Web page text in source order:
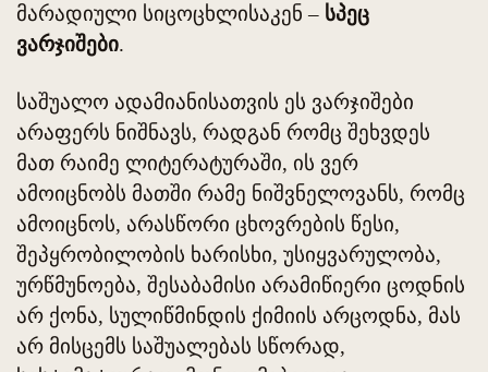
მარადიული სიცოცხლისაკენ – სპეც
ვარჯიშები.
საშუალო ადამიანისათვის ეს ვარჯიშები
არაფერს ნიშნავს, რადგან რომც შეხვდეს
მათ რაიმე ლიტერატურაში, ის ვერ
ამოიცნობს მათში რამე ნიშვნელოვანს, რომც
ამოიცნოს, არასწორი ცხოვრების წესი,
შეპყრობილობის ხარისხი, უსიყვარულობა,
ურწმუნოება, შესაბამისი არამიწიერი ცოდნის
არ ქონა, სულიწმინდის ქიმიის არცოდნა, მას
არ მისცემს საშუალებას სწორად,